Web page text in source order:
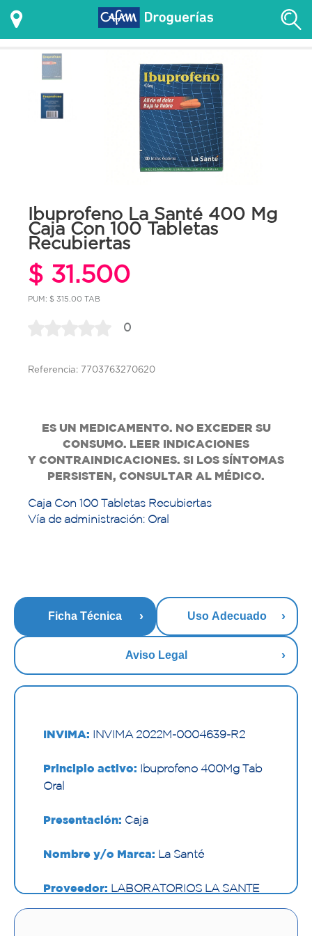
Ibuprofeno La Santé 400 Mg
Caja Con 100 Tabletas
Recubiertas
$ 31.500
PUM: $ 315.00 TAB
0
Referencia: 7703763270620
ES UN MEDICAMENTO. NO EXCEDER SU
CONSUMO. LEER INDICACIONES
Y CONTRAINDICACIONES. SI LOS SÍNTOMAS
PERSISTEN, CONSULTAR AL MÉDICO.
Caja Con 100 Tabletas Recubiertas
Vía de administración: Oral
Ficha Técnica Uso Adecuado
Aviso Legal
INVIMA: INVIMA 2022M-0004639-R2
Principio activo: Ibuprofeno 400Mg Tab
Oral
Presentación: Caja
Nombre y/o Marca: La Santé
Proveedor: LABORATORIOS LA SANTE
S A